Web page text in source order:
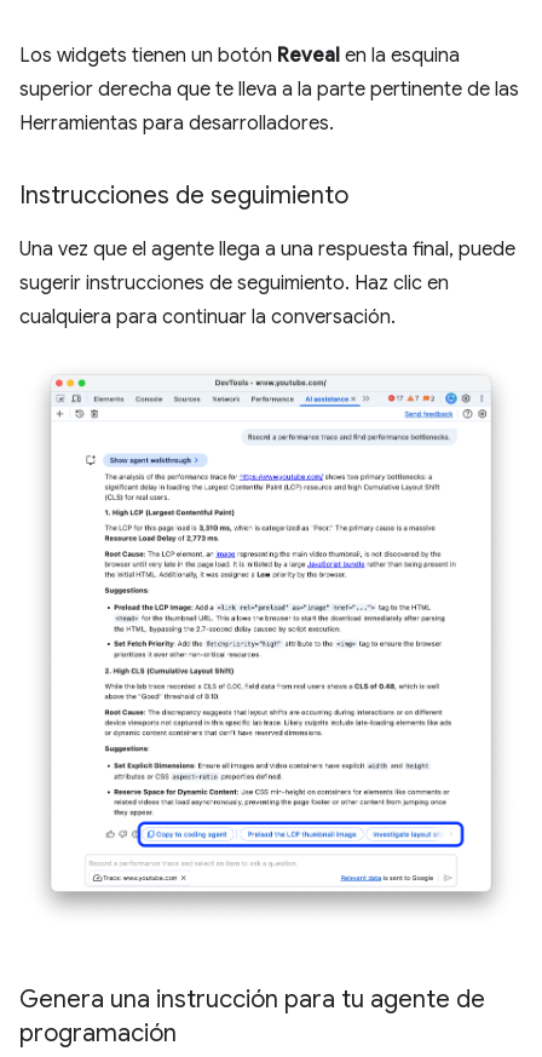
Los widgets tienen un botón Reveal en la esquina
superior derecha que te lleva a la parte pertinente de las
Herramientas para desarrolladores.
Instrucciones de seguimiento
Una vez que el agente llega a una respuesta final, puede
sugerir instrucciones de seguimiento. Haz clic en
cualquiera para continuar la conversación.
Genera una instrucción para tu agente de
programación